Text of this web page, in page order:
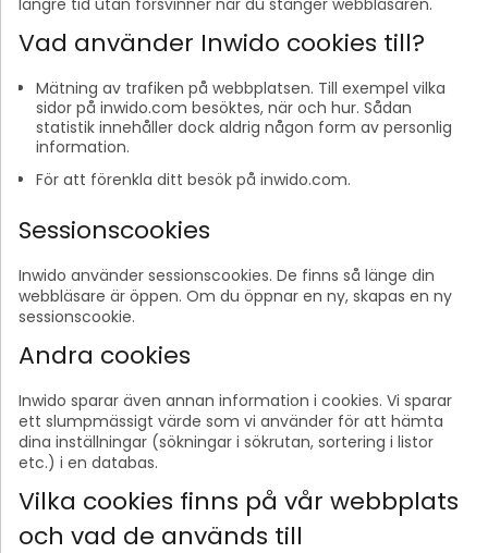
längre tid utan försvinner när du stänger webbläsaren.
Vad använder Inwido cookies till?
Mätning av trafiken på webbplatsen. Till exempel vilka
sidor på inwido.com besöktes, när och hur. Sådan
statistik innehåller dock aldrig någon form av personlig
information.
För att förenkla ditt besök på inwido.com.
Sessionscookies
Inwido använder sessionscookies. De finns så länge din
webbläsare är öppen. Om du öppnar en ny, skapas en ny
sessionscookie.
Andra cookies
Inwido sparar även annan information i cookies. Vi sparar
ett slumpmässigt värde som vi använder för att hämta
dina inställningar (sökningar i sökrutan, sortering i listor
etc.) i en databas.
Vilka cookies finns på vår webbplats
och vad de används till